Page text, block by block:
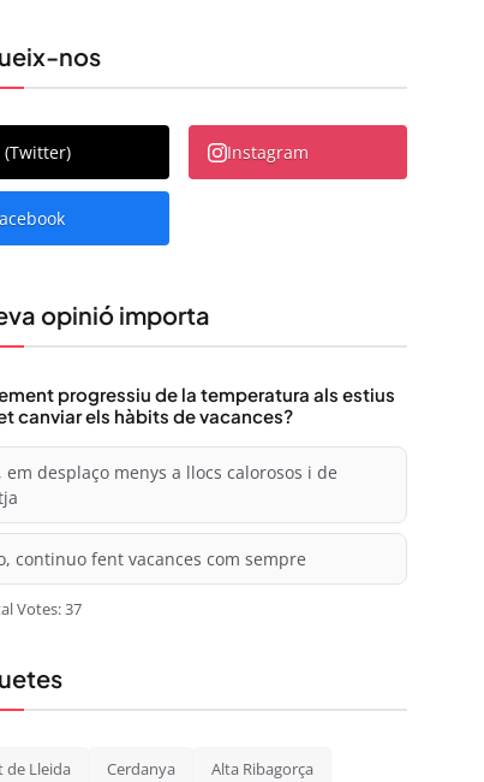
nos
(Twitter) Instagram
opinió importa
progressiu de la temperatura als estius
canviar els hàbits de vacances?
em desplaço menys a llocs calorosos i de
continuo fent vacances com sempre
Votes: 37
de Lleida Cerdanya Alta Ribagorça